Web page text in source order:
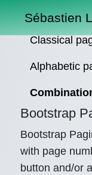
Sébastien
Classical
Alphabetic
Bootstrap
Bootstrap
with page
button and/or